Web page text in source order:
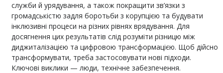
служби й урядування, а також покращити зв’язки з
громадськістю задля боротьби з корупцією та будувати
інклюзивні процеси на різних рівнях врядування. Для
досягнення цих результатів слід розуміти різницю між
диджиталізацією та цифровою трансформацією. Щоб дійсно
трансформувати, треба застосовувати нові підходи.
Ключові виклики — люди, технічне забезпечення.